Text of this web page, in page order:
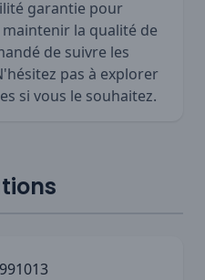
garantie pour
la qualité de
de suivre les
pas à explorer
si vous le souhaitez.